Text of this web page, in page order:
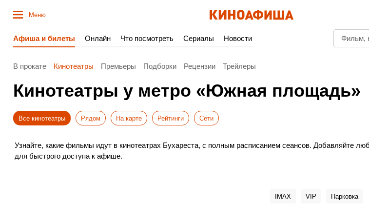
Меню
Афиша и билеты Онлайн Что посмотреть Сериалы Новости
В прокате Кинотеатры Премьеры Подборки Рецензии Трейлеры
Кинотеатры у метро «Южная площадь»
Все кинотеатры Рядом На карте Рейтинги Сети
Узнайте, какие фильмы идут в кинотеатрах Бухареста, с полным расписанием сеансов. Добавляйте
для быстрого доступа к афише.
IMAX VIP Парковка